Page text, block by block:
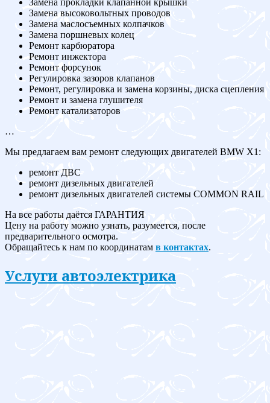
Замена прокладки клапанной крышки
Замена высоковольтных проводов
Замена маслосъемных колпачков
Замена поршневых колец
Ремонт карбюратора
Ремонт инжектора
Ремонт форсунок
Регулировка зазоров клапанов
Ремонт, регулировка и замена корзины, диска сцепления
Ремонт и замена глушителя
Ремонт катализаторов
…
Мы предлагаем вам ремонт следующих двигателей BMW X1:
ремонт ДВС
ремонт дизельных двигателей
ремонт дизельных двигателей системы COMMON RAIL
На все работы даётся ГАРАНТИЯ
Цену на работу можно узнать, разумеется, после
предварительного осмотра.
Обращайтесь к нам по координатам в контактах.
Услуги автоэлектрика